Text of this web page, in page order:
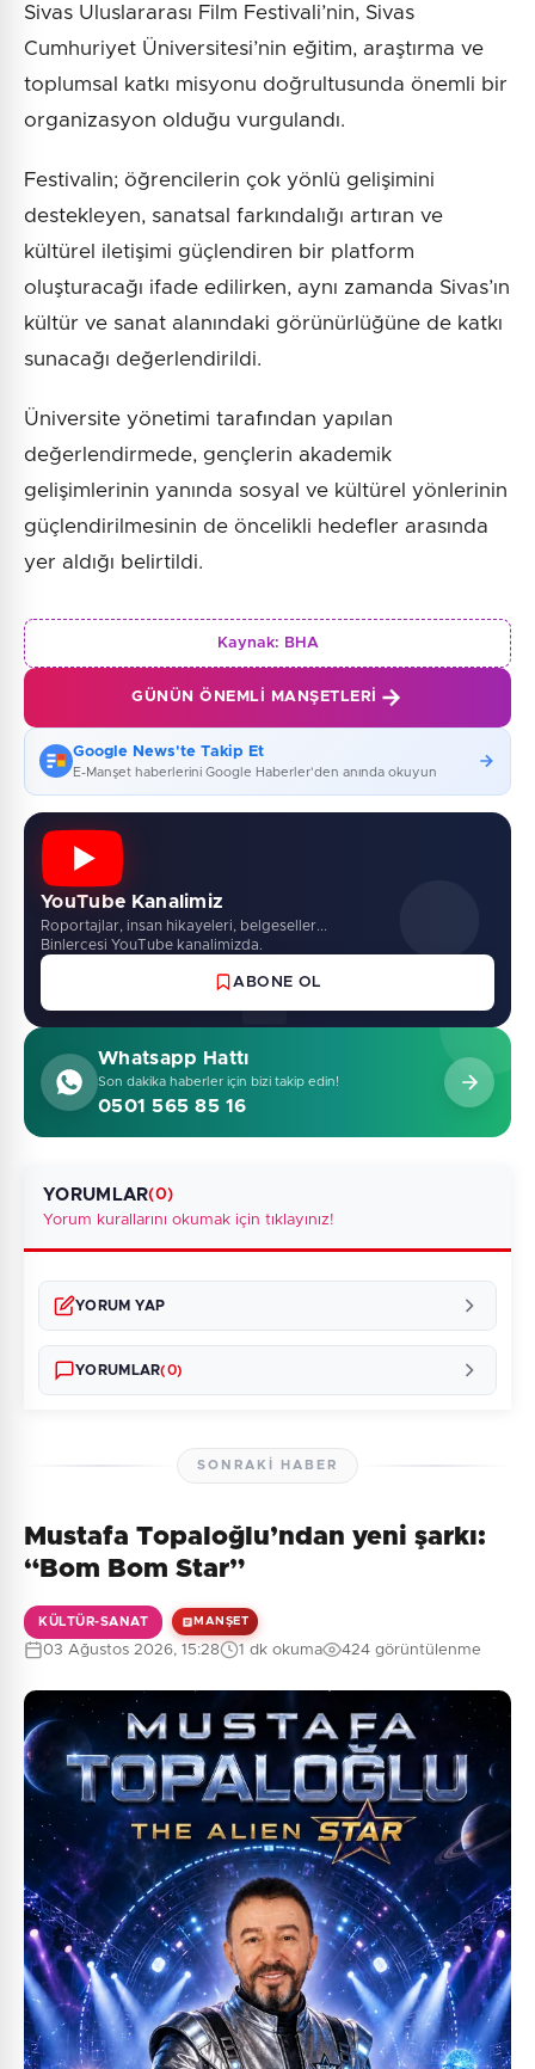
Sivas Uluslararası Film Festivali’nin, Sivas
Cumhuriyet Üniversitesi’nin eğitim, araştırma ve
toplumsal katkı misyonu doğrultusunda önemli bir
organizasyon olduğu vurgulandı.
Festivalin; öğrencilerin çok yönlü gelişimini
destekleyen, sanatsal farkındalığı artıran ve
kültürel iletişimi güçlendiren bir platform
oluşturacağı ifade edilirken, aynı zamanda Sivas’ın
kültür ve sanat alanındaki görünürlüğüne de katkı
sunacağı değerlendirildi.
Üniversite yönetimi tarafından yapılan
değerlendirmede, gençlerin akademik
gelişimlerinin yanında sosyal ve kültürel yönlerinin
güçlendirilmesinin de öncelikli hedefler arasında
yer aldığı belirtildi.
Kaynak: BHA
GÜNÜN ÖNEMLI MANŞETLERI
Google News'te Takip Et
E-Manşet haberlerini Google Haberler'den anında okuyun
YouTube Kanalimiz
Roportajlar, insan hikayeleri, belgeseller...
Binlercesi YouTube kanalimizda.
ABONE OL
Whatsapp Hattı
Son dakika haberler için bizi takip edin!
0501 565 85 16
YORUMLAR(0)
Yorum kurallarını okumak için tıklayınız!
YORUM YAP
Güvenlik Sorusu:
3 + 7 = ?
Gönder
YORUMLAR(0)
Henüz yorum yapılmamış. İlk yorumu siz yapın!
SONRAKI HABER
Mustafa Topaloğlu’ndan yeni şarkı:
“Bom Bom Star”
KÜLTÜR-SANAT MANŞET
03 Ağustos 2026, 15:28 1 dk okuma 424 görüntülenme